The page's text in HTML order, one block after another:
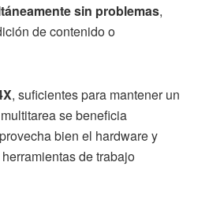
sin problemas,
de contenido o
, suficientes para mantener un
se beneficia
bien el hardware y
de trabajo